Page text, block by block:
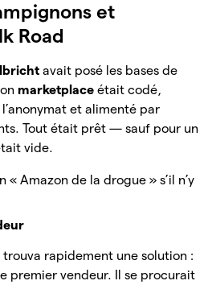
et
Road
avait posé les bases de
marketplace était codé,
et alimenté par
Tout était prêt — sauf pour un
vide.
Amazon de la drogue » s’il n’y
trouva rapidement une solution :
premier vendeur. Il se procurait